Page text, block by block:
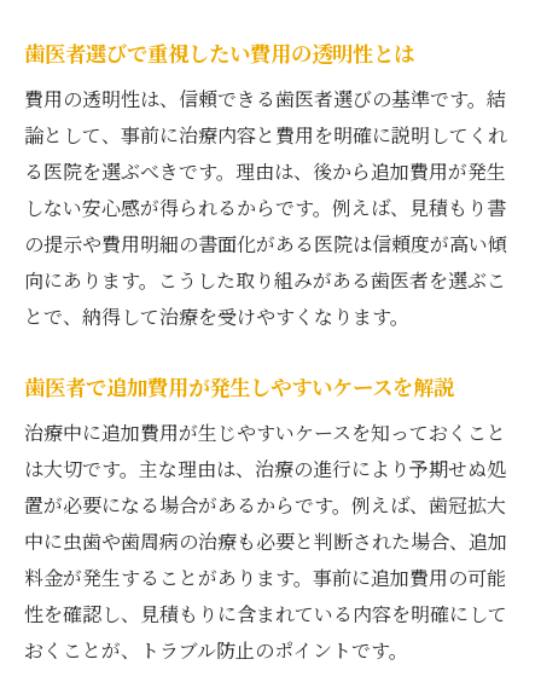
歯医者選びで重視したい費用の透明性とは
費用の透明性は、信頼できる歯医者選びの基準です。結
論として、事前に治療内容と費用を明確に説明してくれ
る医院を選ぶべきです。理由は、後から追加費用が発生
しない安心感が得られるからです。例えば、見積もり書
の提示や費用明細の書面化がある医院は信頼度が高い傾
向にあります。こうした取り組みがある歯医者を選ぶこ
とで、納得して治療を受けやすくなります。
歯医者で追加費用が発生しやすいケースを解説
治療中に追加費用が生じやすいケースを知っておくこと
は大切です。主な理由は、治療の進行により予期せぬ処
置が必要になる場合があるからです。例えば、歯冠拡大
中に虫歯や歯周病の治療も必要と判断された場合、追加
料金が発生することがあります。事前に追加費用の可能
性を確認し、見積もりに含まれている内容を明確にして
おくことが、トラブル防止のポイントです。